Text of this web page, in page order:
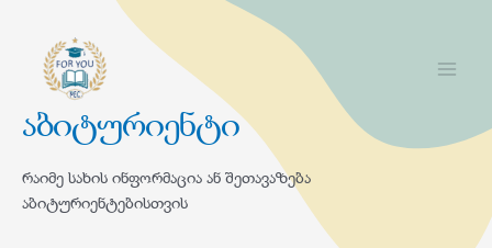
აბიტურიენტი
რაიმე სახის ინფორმაცია ან შეთავაზება
აბიტურიენტებისთვის